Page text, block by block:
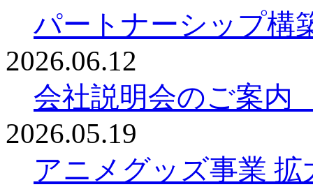
パートナーシップ構
2026.06.12
会社説明会のご案
2026.05.19
アニメグッズ事業